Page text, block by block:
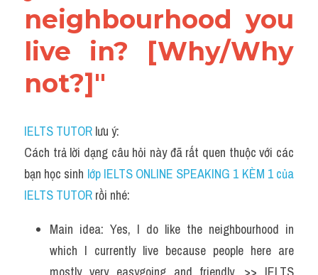
neighbourhood you
live in? [Why/Why
not?]"
IELTS TUTOR lưu ý:
Cách trả lời dạng câu hỏi này đã rất quen thuộc với các
bạn học sinh lớp IELTS ONLINE SPEAKING 1 KÈM 1 của
IELTS TUTOR rồi nhé:
Main idea: Yes, I do like the neighbourhood in
which I currently live because people here are